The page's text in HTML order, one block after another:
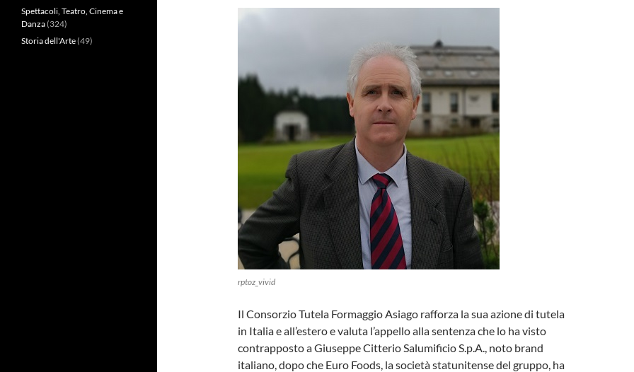
rptoz_vivid
Il Consorzio Tutela Formaggio Asiago rafforza la sua azione di tutela
in Italia e all’estero e valuta l’appello alla sentenza che lo ha visto
contrapposto a Giuseppe Citterio Salumificio S.p.A., noto brand
italiano, dopo che Euro Foods, la società statunitense del gruppo, ha
Spettacoli, Teatro, Cinema e
Danza(324)
Storia dell'Arte(49)